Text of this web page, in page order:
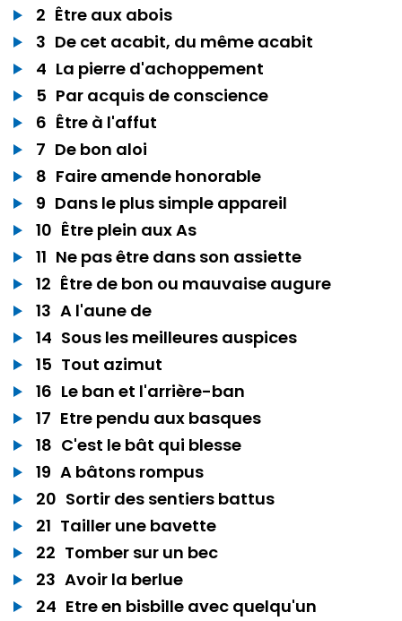
2 Être aux abois
3 De cet acabit, du même acabit
4 La pierre d'achoppement
5 Par acquis de conscience
6 Être à l'affut
7 De bon aloi
8 Faire amende honorable
9 Dans le plus simple appareil
10 Être plein aux As
11 Ne pas être dans son assiette
12 Être de bon ou mauvaise augure
13 A l'aune de
14 Sous les meilleures auspices
15 Tout azimut
16 Le ban et l'arrière-ban
17 Etre pendu aux basques
18 C'est le bât qui blesse
19 A bâtons rompus
20 Sortir des sentiers battus
21 Tailler une bavette
22 Tomber sur un bec
23 Avoir la berlue
24 Etre en bisbille avec quelqu'un